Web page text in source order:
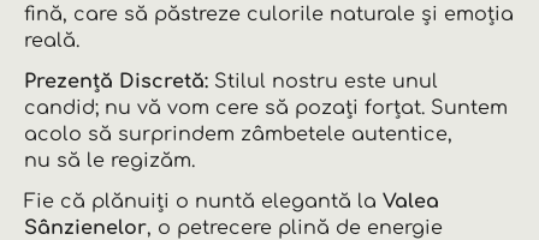
fină, care să păstreze culorile naturale și emoția
reală.
Prezență Discretă: Stilul nostru este unul
candid; nu vă vom cere să pozați forțat. Suntem
acolo să surprindem zâmbetele autentice,
nu să le regizăm.
Fie că plănuiți o nuntă elegantă la Valea
Sânzienelor, o petrecere plină de energie